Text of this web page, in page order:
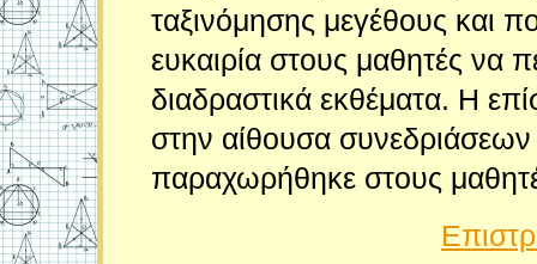
ταξινόμησης μεγέθους και
ευκαιρία στους μαθητές να
διαδραστικά εκθέματα. Η
στην αίθουσα
παραχωρήθηκε στους